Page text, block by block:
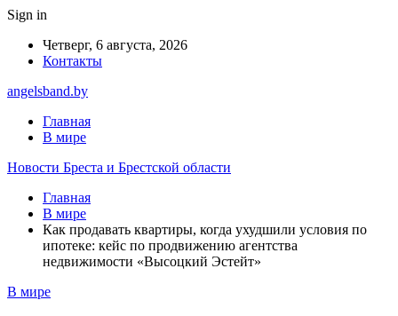
Sign in
Четверг, 6 августа, 2026
Контакты
angelsband.by
Главная
В мире
Новости Бреста и Брестской области
Главная
В мире
Как продавать квартиры, когда ухудшили условия по
ипотеке: кейс по продвижению агентства
недвижимости «Высоцкий Эстейт»
В мире